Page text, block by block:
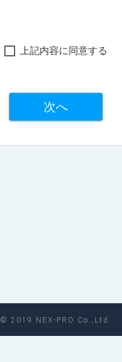
上記内容に同意する
次へ
© 2019 NEX-PRO Co.,Ltd.